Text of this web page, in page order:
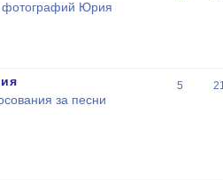
Юрия
за песни
5